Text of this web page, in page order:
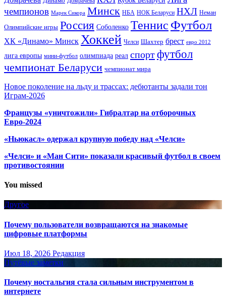
чемпионов Марек Сикора Минск НБА НОК Беларуси НХЛ Неман
Олимпийские игры Россия Соболенко Теннис Футбол
ХК «Динамо» Минск Хоккей Челси Шахтер брест евро 2012
лига европы мини-футбол олимпиада реал спортфутбол
чемпионат Беларуси чемпионат мира
Новое поколение на льду и трассах: дебютанты задали тон
Играм-2026
Французы «уничтожили» Гибралтар на отборочных
Евро-2024
«Ньюкасл» одержал крупную победу над «Челси»
«Челси» и «Ман Сити» показали красивый футбол в своем
противостоянии
You missed
Другое
Почему пользователи возвращаются на знакомые
цифровые платформы
Июл 18, 2026 Редакция
Путёвые заметки
Почему ностальгия стала сильным инструментом в
интернете